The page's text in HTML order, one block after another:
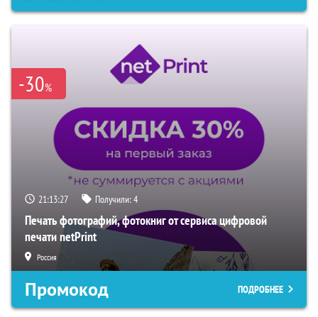
-30%
21:13:26 Получили:4
Печать фотографий, фотокниг от сервиса цифровой
печати netPrint
Россия
Промокод ПОДРОБНЕЕ